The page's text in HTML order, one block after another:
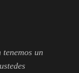
un